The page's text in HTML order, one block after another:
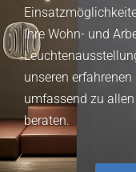
Ihre Wohn- und
unseren
umfassend zu
beraten.